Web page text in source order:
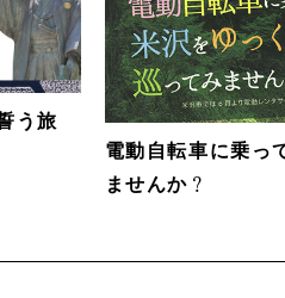
う旅
電動自転車に乗っ
ませんか？